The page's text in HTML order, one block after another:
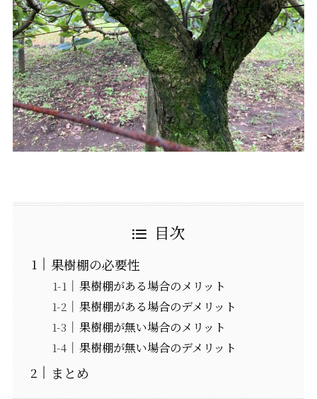
目次
果樹棚の必要性
果樹棚がある場合のメリット
果樹棚がある場合のデメリット
果樹棚が無い場合のメリット
果樹棚が無い場合のデメリット
まとめ